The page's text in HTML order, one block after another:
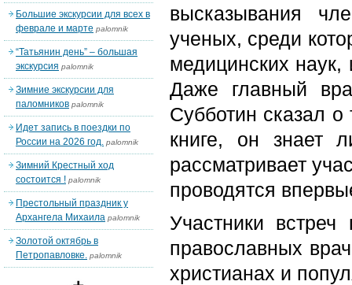
высказывания
ученых, среди
медицинских
Даже главный
Субботин сказал о
книге, он знает
рассматривает
проводятся
Участники встреч
православных
христианах и
Большие экскурсии для всех в
феврале и марте palomnik
“Татьянин день” – большая
экскурсия palomnik
Зимние экскурсии для
паломников palomnik
Идет запись в поездки по
России на 2026 год. palomnik
Зимний Крестный ход
состоится ! palomnik
Престольный праздник у
Архангела Михаила palomnik
Золотой октябрь в
Петропавловке. palomnik